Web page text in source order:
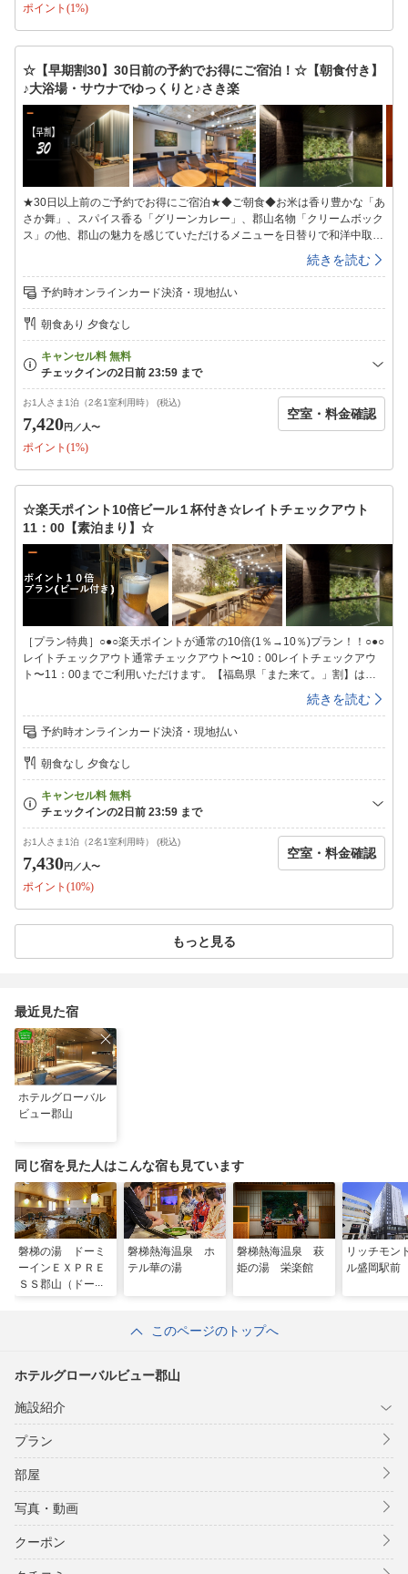
なりますので予めご了承お願い致します。（添い寝のお子様は1室1名様ま
利用の方は、024-932-9980で検索をお願い致します。(道案内やお問い合
せはホテル024-932-3232へお電話ください)
ポイント(1%)
☆【早期割30】30日前の予約でお得にご宿泊！☆【朝食付き】
♪大浴場・サウナでゆっくりと♪さき楽
★30日以上前のご予約でお得にご宿泊★◆ご朝食◆お米は香り豊かな「あ
さか舞」、スパイス香る「グリーンカレー」、郡山名物「クリームボック
ス」の他、郡山の魅力を感じていただけるメニューを日替りで和洋中取り
揃えております。【会場】3階【営業時間】6：30〜9：30（最終受付9：
00）◆３階ラウンジ◆チェックイン前・チェックアウト後もご利用頂けま
す♪テレワークに必要なコンセントＢＯＸ・Ｗi−Ｆiの利用可能で快適。◆
大浴場◆ヒーリング音楽が流れる癒しの空間で、人工温泉と組み合わせる
ことで疲れを芯からほぐせるドライサウナを設置。サウナ室近くに配置さ
れた水風呂は、チラー付の温度管理装置により温めた身体をしっかりクー
ルダウンすることができます。【温泉会場】地下１階【入浴時間】15：
00〜翌朝9：00※ＡＭ1：00〜ＡＭ5：00までご利用休止となります。
【湯質】塩化物湯【効能】冷え症、腰痛、疲労回復、肩のこり、神経痛、
リウマチ、痔、荒れ性、あせも、しっしん、にきび、しもやけ、あかぎ
れ、ひび、うちみ、くじき【タオル類】温泉会場にタオルの準備はござい
ません。お部屋のタオルをお持ち頂きご利用ください。■全室禁煙■（喫煙
スペースあり）※火を使わない喫煙器具類も室内及び禁煙スペースでのご
子様は２名様まで）■契約駐車場のご案内■「パーキングタウンMaggy陣
屋立体駐車場」契約時間入庫後18時間料金1，000円/台・泊（契約時間外
は別料金）高さ制限2.1ｍ※フロントにて駐車サービス券をご購入下さ
い。カーナビをご利用の方は、024-932-9980で検索をお願い致します。
（道案内やお問い合せはホテル024-932-3232へお電話ください)
続きを読む
予約時オンラインカード決済・現地払い
朝食あり 夕食なし
お1人さま1泊（2名1室利用時） (税込)
7,420円 ／人〜
ポイント(1%)
空室・料金確認
☆楽天ポイント10倍ビール１杯付き☆レイトチェックアウト
11：00【素泊まり】☆
［プラン特典］○●○楽天ポイントが通常の10倍(1％→10％)プラン！！○●○
レイトチェックアウト通常チェックアウト〜10：00レイトチェックアウ
ト〜11：00までご利用いただけます。【福島県「また来て。」割】は適
用対象外です。◆ビール１杯付きプラン◆3Ｆラウンジにてご提供♪お渡し
時間15：00〜23：00◇1杯500円にて販売もしております。1日のご褒美
にどうぞ♪◇〜素泊まりプラン〜※ご朝食はついておりません。◆3階ラウ
ンジ◆チェックイン前・チェックアウト後もご利用頂けます♪テレワーク
に必要なコンセントＢＯＸ・Ｗi−Ｆiの利用可能で快適。◆大浴場◆ヒーリ
ング音楽が流れる癒しの空間で、人工温泉と組み合わせることで疲れを芯
からほぐせるドライサウナを設置。サウナ室近くに配置された水風呂は、
チラー付の温度管理装置により温めた身体をしっかりクールダウンするこ
とができます。【温泉会場】地下1階【入浴時間】15：00〜翌朝9：00※
ＡＭ1：00〜ＡＭ5：00までご利用休止となります。【タオル類】温泉会
場にタオルの準備はございません。お部屋のタオルをお持ち頂きご利用く
ださい。■全室禁煙■【喫煙スペースあり】※火を使わない喫煙器具類も、
室内及び禁煙スペースでのご使用をお控えください。また、ご使用された
添い寝となりますので予めご了承お願い致します。（添い寝のお子様は1
ナビをご利用の方は、024-932-9980で検索をお願い致します。（道案内
やお問い合せはホテル024-932-3232へお電話ください)
続きを読む
予約時オンラインカード決済・現地払い
朝食なし 夕食なし
お1人さま1泊（2名1室利用時） (税込)
7,430円 ／人〜
ポイント(10%)
空室・料金確認
もっと見る
最近見た宿
ホテルグローバル
ビュー郡山
同じ宿を見た人はこんな宿も見ています
磐梯の湯 ドーミ
ーインＥＸＰＲＥ
ＳＳ郡山（ドーミ
磐梯熱海温泉 ホ
テル華の湯
磐梯熱海温泉 萩
姫の湯 栄楽館
リッチモン
ル盛岡駅前
このページのトップへ
ホテルグローバルビュー郡山
施設紹介
プラン
部屋
写真・動画
クーポン